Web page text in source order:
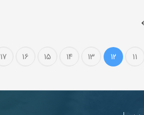
11
12
13
14
15
16
17